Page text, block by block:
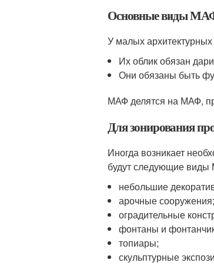
Основные виды МАФ
У малых
Их облик обязан
Они обязаны быть
МАФ делятся на МАФ,
Для зонирования
Иногда возникает
будут следующие
небольшие
арочные сооружения;
оградительные
фонтаны и
топиары;
скульптурные